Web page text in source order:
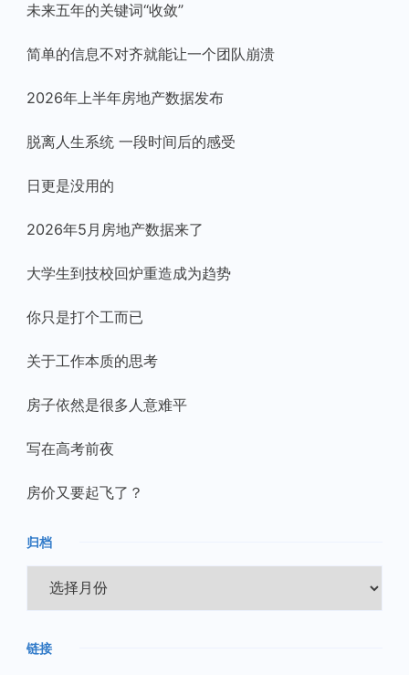
未来五年的关键词“收敛”
简单的信息不对齐就能让一个团队崩溃
2026年上半年房地产数据发布
脱离人生系统 一段时间后的感受
日更是没用的
2026年5月房地产数据来了
大学生到技校回炉重造成为趋势
你只是打个工而已
关于工作本质的思考
房子依然是很多人意难平
写在高考前夜
房价又要起飞了？
归档
档
链接